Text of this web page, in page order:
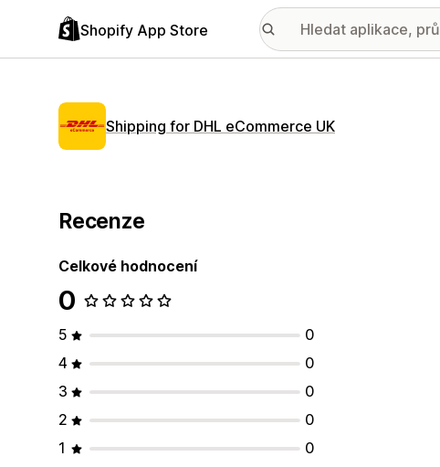
Shopify App Store
Shipping for DHL eCommerce UK
Recenze
Celkové hodnocení
0
5
0
4
0
3
0
2
0
1
0